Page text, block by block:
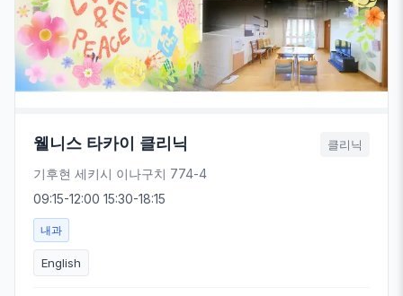
웰니스 타카이 클리닉 클리닉
기후현 세키시 이나구치 774-4
09:15-12:00 15:30-18:15
내과
English